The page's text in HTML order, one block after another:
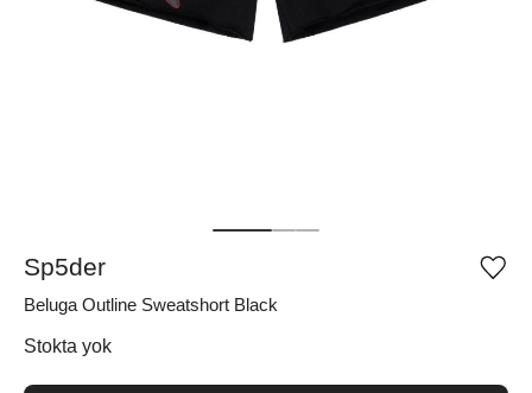
Sp5der
Beluga Outline Sweatshort Black
Stokta yok